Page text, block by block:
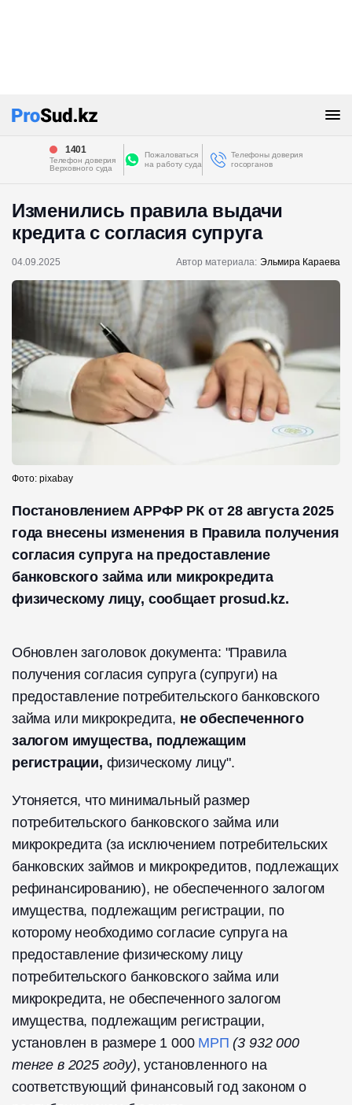
1401
Телефон доверия
Верховного суда
Пожаловаться
на работу суда
Телефоны доверия
госорганов
Изменились правила выдачи
кредита с согласия супруга
04.09.2025 Автор материала: Эльмира Караева
Фото: pixabay
Постановлением АРРФР РК от 28 августа 2025
года внесены изменения в Правила получения
согласия супруга на предоставление
банковского займа или микрокредита
физическому лицу, сообщает prosud.kz.
Обновлен заголовок документа: "Правила
получения согласия супруга (супруги) на
предоставление потребительского банковского
займа или микрокредита, не обеспеченного
залогом имущества, подлежащим
регистрации, физическому лицу".
Утоняется, что минимальный размер
потребительского банковского займа или
микрокредита (за исключением потребительских
банковских займов и микрокредитов, подлежащих
рефинансированию), не обеспеченного залогом
имущества, подлежащим регистрации, по
которому необходимо согласие супруга на
предоставление физическому лицу
потребительского банковского займа или
микрокредита, не обеспеченного залогом
имущества, подлежащим регистрации,
установлен в размере 1 000 МРП (3 932 000
тенге в 2025 году), установленного на
соответствующий финансовый год законом о